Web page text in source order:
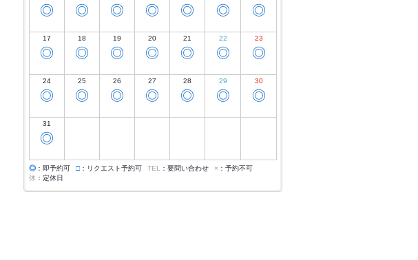
◎ ◎ ◎ ◎ ◎ ◎ ◎
17
◎
18
◎
19
◎
20
◎
21
◎
22
◎
23
◎
24
◎
25
◎
26
◎
27
◎
28
◎
29
◎
30
◎
31
◎
◎ ：即予約可 □ ：リクエスト予約可 TEL ：要問い合わせ × ：予約不可
休 ：定休日